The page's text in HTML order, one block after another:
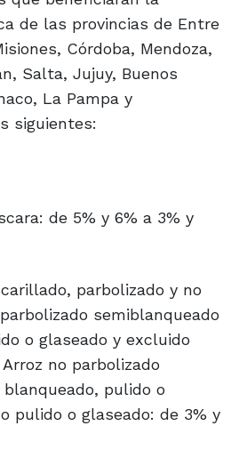
de las provincias de Entre
Córdoba, Mendoza,
Salta, Jujuy, Buenos
La Pampa y
siguientes:
de 5% y 6% a 3% y
parbolizado y no
semiblanqueado
o glaseado y excluido
no parbolizado
pulido o
pulido o glaseado: de 3% y